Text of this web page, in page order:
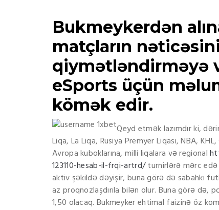
Bukmeykerdən
matçların
qiymətləndirməyə
eSports üçün
kömək edir.
Qeyd etmək lazımdır ki,
Liqa, La Liqa, Rusiya Premyer Liqası, NBA,
Avropa kuboklarına, milli liqalara və regional
123110-hesab-il-frqi-artrd/turnirlərə mərc edə
aktiv şəkildə dəyişir, buna görə də sabahkı
az proqnozlaşdırıla bilən olur. Buna görə də,
1,50 olacaq. Bukmeyker ehtimal faizinə öz